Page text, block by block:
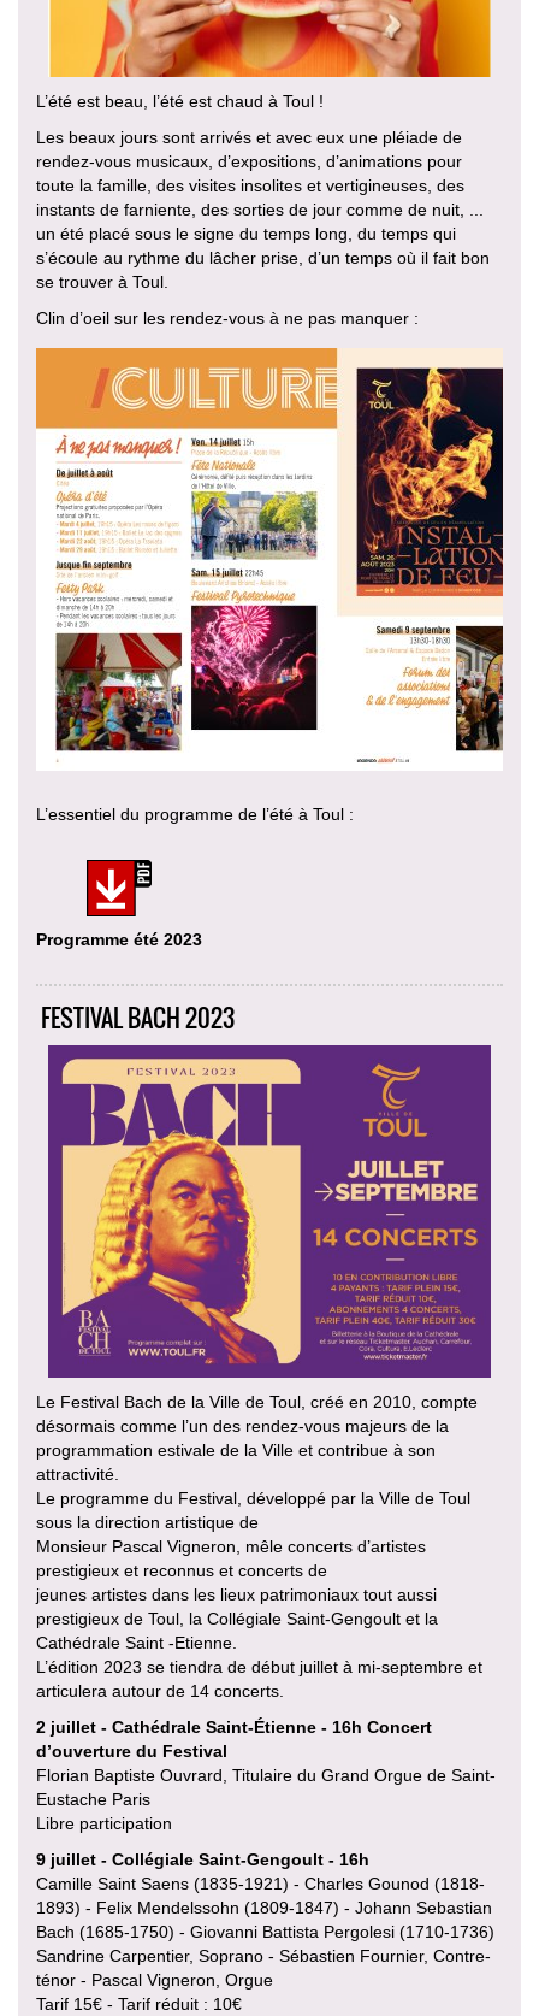
L’été est beau, l’été est chaud à Toul !
Les beaux jours sont arrivés et avec eux une pléiade de
rendez-vous musicaux, d’expositions, d’animations pour
toute la famille, des visites insolites et vertigineuses, des
instants de farniente, des sorties de jour comme de nuit, ...
un été placé sous le signe du temps long, du temps qui
s’écoule au rythme du lâcher prise, d’un temps où il fait bon
se trouver à Toul.
Clin d’oeil sur les rendez-vous à ne pas manquer :
L’essentiel du programme de l’été à Toul :
Programme été 2023
FESTIVAL BACH 2023
Le Festival Bach de la Ville de Toul, créé en 2010, compte
désormais comme l’un des rendez-vous majeurs de la
programmation estivale de la Ville et contribue à son
attractivité.
Le programme du Festival, développé par la Ville de Toul
sous la direction artistique de
Monsieur Pascal Vigneron, mêle concerts d’artistes
prestigieux et reconnus et concerts de
jeunes artistes dans les lieux patrimoniaux tout aussi
prestigieux de Toul, la Collégiale Saint-Gengoult et la
Cathédrale Saint -Etienne.
L’édition 2023 se tiendra de début juillet à mi-septembre et
articulera autour de 14 concerts.
2 juillet - Cathédrale Saint-Étienne - 16h Concert
d’ouverture du Festival
Florian Baptiste Ouvrard, Titulaire du Grand Orgue de Saint-
Eustache Paris
Libre participation
9 juillet - Collégiale Saint-Gengoult - 16h
Camille Saint Saens (1835-1921) - Charles Gounod (1818-
1893) - Felix Mendelssohn (1809-1847) - Johann Sebastian
Bach (1685-1750) - Giovanni Battista Pergolesi (1710-1736)
Sandrine Carpentier, Soprano - Sébastien Fournier, Contre-
ténor - Pascal Vigneron, Orgue
Tarif 15€ - Tarif réduit : 10€